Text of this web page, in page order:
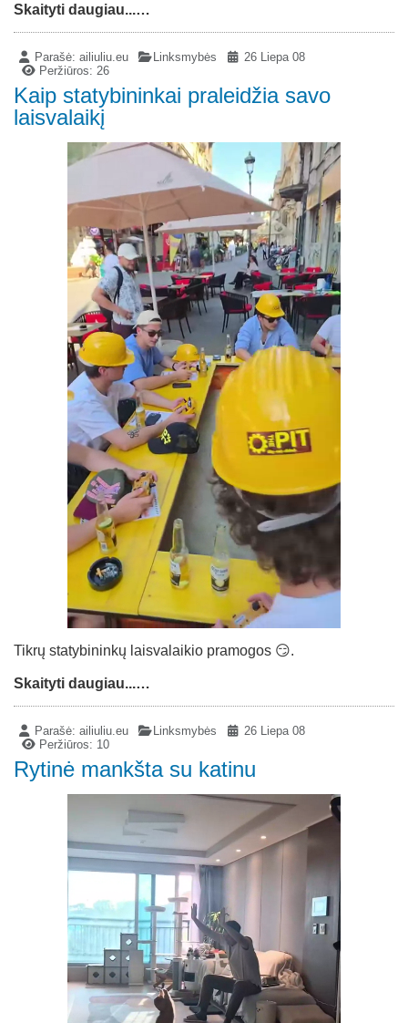
Skaityti daugiau...…
Parašė:ailiuliu.eu Linksmybės
26 Liepa 08
Peržiūros: 26
Kaip statybininkai praleidžia savo
laisvalaikį
Tikrų statybininkų laisvalaikio pramogos 😏.
Skaityti daugiau...…
Parašė:ailiuliu.eu Linksmybės
26 Liepa 08
Peržiūros: 10
Rytinė mankšta su katinu